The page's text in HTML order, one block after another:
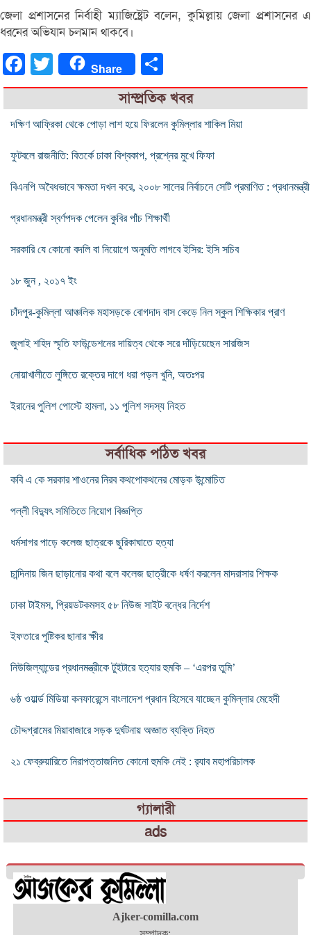
জেলা প্রশাসনের নির্বাহী ম্যাজিষ্ট্রেট বলেন, কুমিল্লায় জেলা প্রশাসনের এ
ধরনের অভিযান চলমান থাকবে।
FacebookTwitter Share
সাম্প্রতিক খবর
দক্ষিণ আফ্রিকা থেকে পোড়া লাশ হয়ে ফিরলেন কুমিল্লার শাকিল মিয়া
ফুটবলে রাজনীতি: বিতর্কে ঢাকা বিশ্বকাপ, প্রশ্নের মুখে ফিফা
বিএনপি অবৈধভাবে ক্ষমতা দখল করে, ২০০৮ সালের নির্বাচনে সেটি প্রমাণিত : প্রধানমন্ত্রী
প্রধানমন্ত্রী স্বর্ণপদক পেলেন কুবির পাঁচ শিক্ষার্থী
সরকারি যে কোনো বদলি বা নিয়োগে অনুমতি লাগবে ইসির: ইসি সচিব
১৮ জুন , ২০১৭ ইং
চাঁদপুর-কুমিল্লা আঞ্চলিক মহাসড়কে বোগদাদ বাস কেড়ে নিল স্কুল শিক্ষিকার প্রাণ
জুলাই শহিদ স্মৃতি ফাউন্ডেশনের দায়িত্ব থেকে সরে দাঁড়িয়েছেন সারজিস
নোয়াখালীতে লুঙ্গিতে রক্তের দাগে ধরা পড়ল খুনি, অতঃপর
ইরানের পুলিশ পোস্টে হামলা, ১১ পুলিশ সদস্য নিহত
সর্বাধিক পঠিত খবর
কবি এ কে সরকার শাওনের নিরব কথপোকথনের মোড়ক উন্মোচিত
পল্লী বিদ্যুৎ সমিতিতে নিয়োগ বিজ্ঞপ্তি
ধর্মসাগর পাড়ে কলেজ ছাত্রকে ছুরিকাঘাতে হত্যা
চান্দিনায় জিন ছাড়ানোর কথা বলে কলেজ ছাত্রীকে ধর্ষণ করলেন মাদরাসার শিক্ষক
ঢাকা টাইমস, প্রিয়ডটকমসহ ৫৮ নিউজ সাইট বন্ধের নির্দেশ
ইফতারে পুষ্টিকর ছানার ক্ষীর
নিউজিল্যান্ডের প্রধানমন্ত্রীকে টুইটারে হত্যার হুমকি – ‘এরপর তুমি’
৬ষ্ঠ ওয়ার্ল্ড মিডিয়া কনফারেন্সে বাংলাদেশ প্রধান হিসেবে যাচ্ছেন কুমিল্লার মেহেদী
চৌদ্দগ্রামের মিয়াবাজারে সড়ক দুর্ঘটনায় অজ্ঞাত ব্যক্তি নিহত
২১ ফেব্রুয়ারিতে নিরাপত্তাজনিত কোনো হুমকি নেই : র‍্যাব মহাপরিচালক
গ্যালারী
ads
Ajker-comilla.com